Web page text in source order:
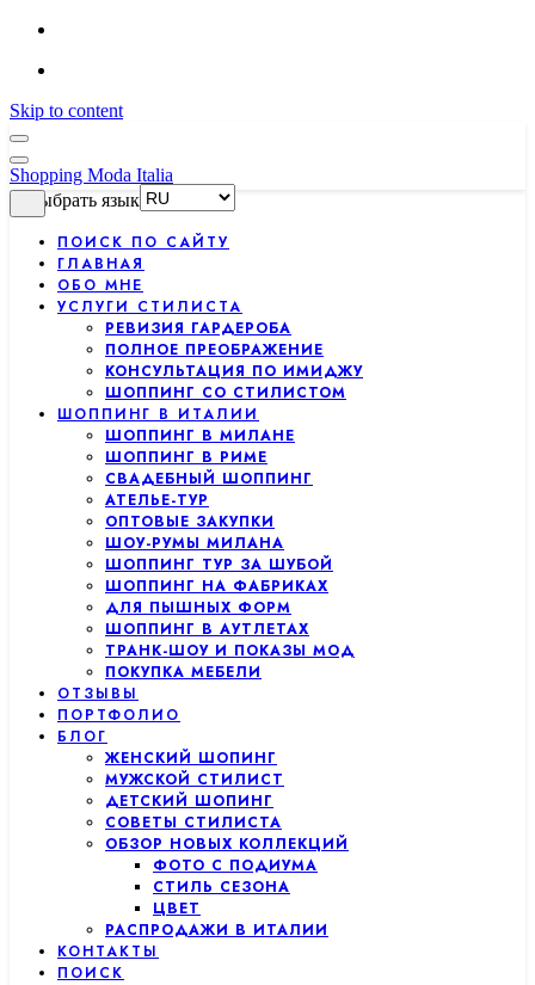
Skip to content
Shopping Moda Italia
Выбрать язык
ПОИСК ПО САЙТУ
ГЛАВНАЯ
ОБО МНЕ
УСЛУГИ СТИЛИСТА
РЕВИЗИЯ ГАРДЕРОБА
ПОЛНОЕ ПРЕОБРАЖЕНИЕ
КОНСУЛЬТАЦИЯ ПО ИМИДЖУ
ШОППИНГ СО СТИЛИСТОМ
ШОППИНГ В ИТАЛИИ
ШОППИНГ В МИЛАНЕ
ШОППИНГ В РИМЕ
СВАДЕБНЫЙ ШОППИНГ
АТЕЛЬЕ-ТУР
ОПТОВЫЕ ЗАКУПКИ
ШОУ-РУМЫ МИЛАНА
ШОППИНГ ТУР ЗА ШУБОЙ
ШОППИНГ НА ФАБРИКАХ
ДЛЯ ПЫШНЫХ ФОРМ
ШОППИНГ В АУТЛЕТАХ
ТРАНК-ШОУ И ПОКАЗЫ МОД
ПОКУПКА МЕБЕЛИ
ОТЗЫВЫ
ПОРТФОЛИО
БЛОГ
ЖЕНСКИЙ ШОПИНГ
МУЖСКОЙ СТИЛИСТ
ДЕТСКИЙ ШОПИНГ
СОВЕТЫ СТИЛИСТА
ОБЗОР НОВЫХ КОЛЛЕКЦИЙ
ФОТО С ПОДИУМА
СТИЛЬ СЕЗОНА
ЦВЕТ
РАСПРОДАЖИ В ИТАЛИИ
КОНТАКТЫ
ПОИСК